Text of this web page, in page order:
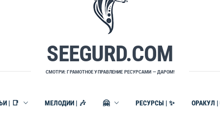
SEEGURD.COM
СМОТРИ: ГРАМОТНОЕ УПРАВЛЕНИЕ РЕСУРСАМИ — ДАРОМ!
| 📑 МЕЛОДИИ | 🎶 🤗 РЕСУРСЫ | ✨ ОРАКУЛ |